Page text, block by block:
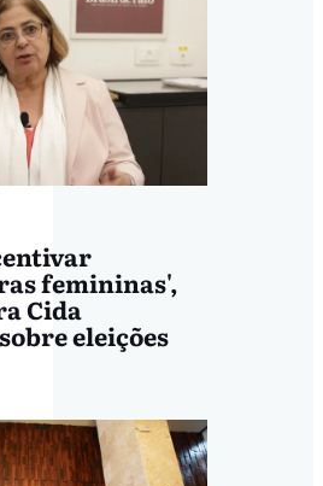
femininas',
Cida
eleições